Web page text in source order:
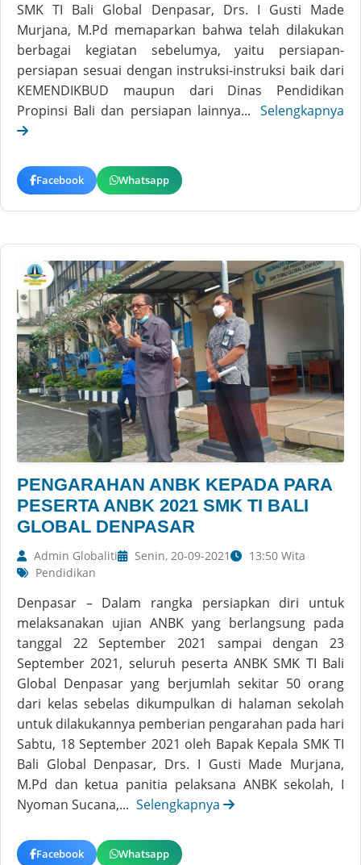
SMK TI Bali Global Denpasar, Drs. I Gusti Made
Murjana, M.Pd memaparkan bahwa telah dilakukan
berbagai kegiatan sebelumya, yaitu persiapan-
persiapan sesuai dengan instruksi-instruksi baik dari
KEMENDIKBUD maupun dari Dinas Pendidikan
Propinsi Bali dan persiapan lainnya... Selengkapnya
Facebook Whatsapp
PENGARAHAN ANBK KEPADA PARA
PESERTA ANBK 2021 SMK TI BALI
GLOBAL DENPASAR
Admin Globaliti Senin, 20-09-2021
13:50 Wita
Pendidikan
Denpasar – Dalam rangka persiapkan diri untuk
melaksanakan ujian ANBK yang berlangsung pada
tanggal 22 September 2021 sampai dengan 23
September 2021, seluruh peserta ANBK SMK TI Bali
Global Denpasar yang berjumlah sekitar 50 orang
dari kelas sebelas dikumpulkan di halaman sekolah
untuk dilakukannya pemberian pengarahan pada hari
Sabtu, 18 September 2021 oleh Bapak Kepala SMK TI
Bali Global Denpasar, Drs. I Gusti Made Murjana,
M.Pd dan ketua panitia pelaksana ANBK sekolah, I
Nyoman Sucana,... Selengkapnya
Facebook Whatsapp